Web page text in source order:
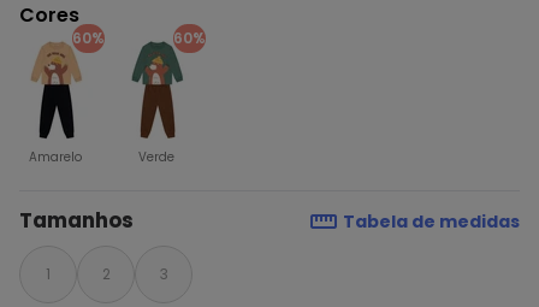
Cores
60%
Amarelo
60%
Verde
Tamanhos Tabela de medidas
1 2 3